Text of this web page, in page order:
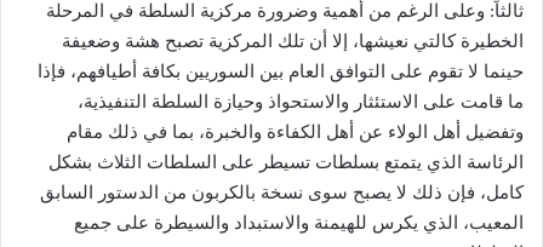
ثالثاً: وعلى الرغم من أهمية وضرورة مركزية السلطة في المرحلة
الخطيرة كالتي نعيشها، إلا أن تلك المركزية تصبح هشة وضعيفة
حينما لا تقوم على التوافق العام بين السوريين بكافة أطيافهم، فإذا
ما قامت على الاستئثار والاستحواذ وحيازة السلطة التنفيذية،
وتفضيل أهل الولاء عن أهل الكفاءة والخبرة، بما في ذلك مقام
الرئاسة الذي يتمتع بسلطات تسيطر على السلطات الثلاث بشكل
كامل، فإن ذلك لا يصبح سوى نسخة بالكربون من الدستور السابق
المعيب، الذي يكرس للهيمنة والاستبداد والسيطرة على جميع